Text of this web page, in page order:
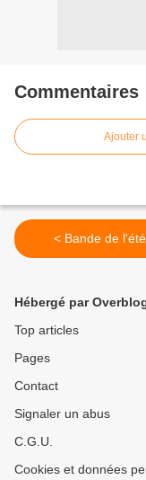
Commentaires
Ajouter
< Bande de
Hébergé par
Top articles
Pages
Contact
Signaler un abus
C.G.U.
Cookies et données